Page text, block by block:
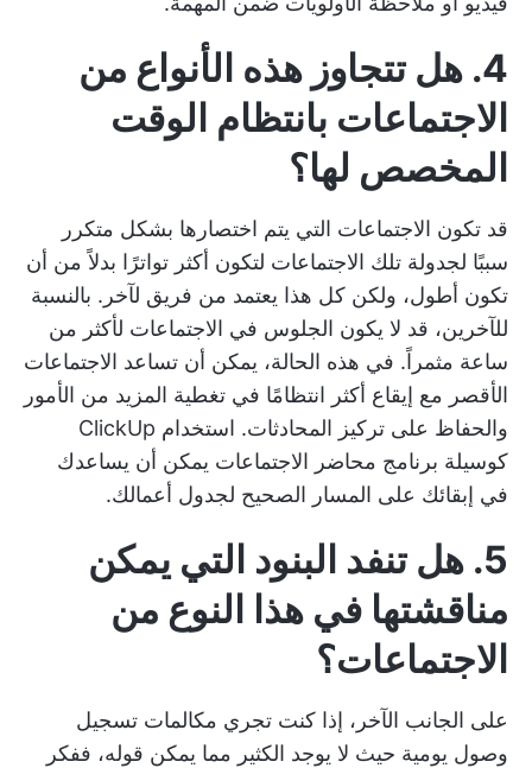
4. هل تتجاوز هذه الأنواع من
الاجتماعات بانتظام الوقت
المخصص لها؟
قد تكون الاجتماعات التي يتم اختصارها بشكل متكرر
سببًا لجدولة تلك الاجتماعات لتكون أكثر تواترًا بدلاً من أن
تكون أطول، ولكن كل هذا يعتمد من فريق لآخر. بالنسبة
للآخرين، قد لا يكون الجلوس في الاجتماعات لأكثر من
ساعة مثمراً. في هذه الحالة، يمكن أن تساعد الاجتماعات
الأقصر مع إيقاع أكثر انتظامًا في تغطية المزيد من الأمور
والحفاظ على تركيز المحادثات. استخدام ClickUp
كوسيلة برنامج محاضر الاجتماعات يمكن أن يساعدك
في إبقائك على المسار الصحيح لجدول أعمالك.
5. هل تنفد البنود التي يمكن
مناقشتها في هذا النوع من
الاجتماعات؟
على الجانب الآخر، إذا كنت تجري مكالمات تسجيل
وصول يومية حيث لا يوجد الكثير مما يمكن قوله، ففكر